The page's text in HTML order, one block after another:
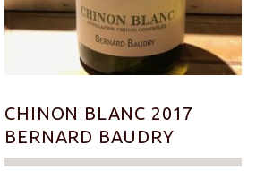
CHINON BLANC 2017
BERNARD BAUDRY